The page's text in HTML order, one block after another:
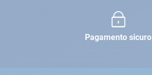
Pagamento sicuro